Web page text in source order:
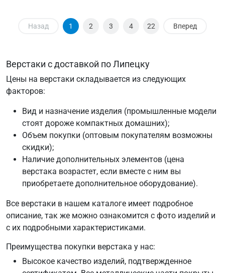
Назад 1 2 3 4 22 Вперед
Верстаки с доставкой по Липецку
Цены на верстаки складывается из следующих
факторов:
Вид и назначение изделия (промышленные модели
стоят дороже компактных домашних);
Объем покупки (оптовым покупателям возможны
скидки);
Наличие дополнительных элементов (цена
верстака возрастет, если вместе с ним вы
приобретаете дополнительное оборудование).
Все верстаки в нашем каталоге имеет подробное
описание, так же можно ознакомится с фото изделий и
с их подробными характеристиками.
Преимущества покупки верстака у нас:
Высокое качество изделий, подтвержденное